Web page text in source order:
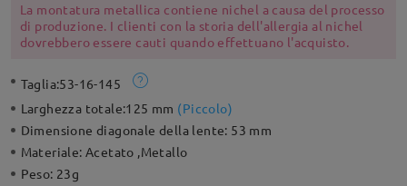
La montatura metallica contiene nichel a causa del processo
di produzione. I clienti con la storia dell'allergia al nichel
dovrebbero essere cauti quando effettuano l'acquisto.
Taglia:53-16-145
Larghezza totale:125 mm (Piccolo)
Dimensione diagonale della lente: 53 mm
Materiale:Acetato ,Metallo
Peso: 23g